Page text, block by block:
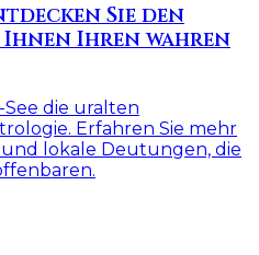
Sie den
Ihren wahren
die uralten
Erfahren Sie mehr
lokale Deutungen, die